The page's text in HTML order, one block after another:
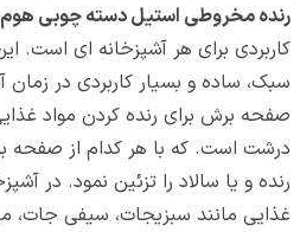
رنده مخروطی استیل دسته چوبی
کاربردی برای هر آشپزخانه‌ ای است.
صفحه برش برای رنده کردن مواد
درشت است. که با هر کدام از صفحه
رنده و یا سالاد را تزئین نمود. در
غذایی مانند سبزیجات، سیفی جات،